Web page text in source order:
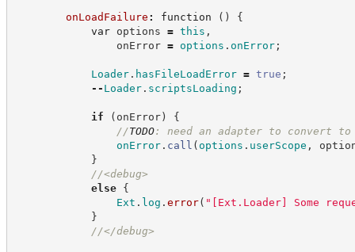
onLoadFailure : function ( )
{
var options = this ,
onError = options . onError;
Loader. hasFileLoadError = true ;
-- Loader. scriptsLoading ;
if ( onError)
{
//TODO: need an adapter to convert
onError. call ( options . userScope ,
}
//<debug>
else
{
Ext . log . error( " [Ext.Loader] Some
}
//</debug>